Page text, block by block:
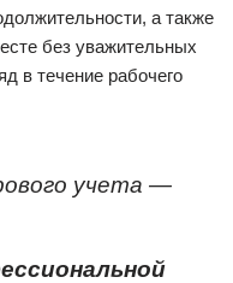
а также
без уважительных
в течение рабочего
учета —